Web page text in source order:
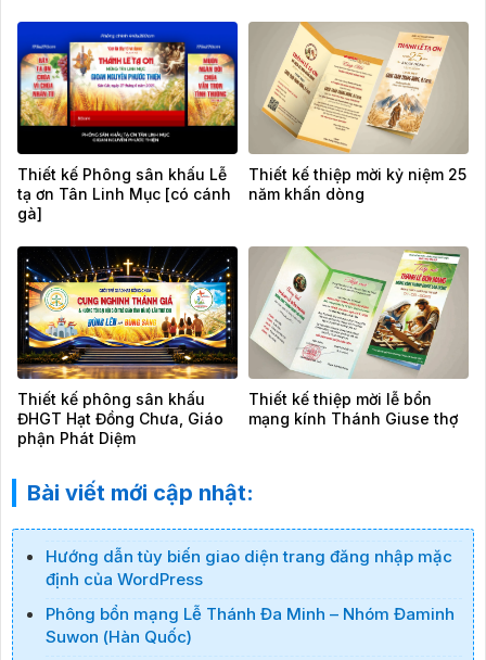
Thiết kế Phông sân khấu Lễ
tạ ơn Tân Linh Mục [có cánh
gà]
Thiết kế thiệp mời kỷ niệm 25
năm khấn dòng
Thiết kế phông sân khấu
ĐHGT Hạt Đồng Chưa, Giáo
phận Phát Diệm
Thiết kế thiệp mời lễ bổn
mạng kính Thánh Giuse thợ
Bài viết mới cập nhật:
Hướng dẫn tùy biến giao diện trang đăng nhập mặc
định của WordPress
Phông bổn mạng Lễ Thánh Đa Minh – Nhóm Đaminh
Suwon (Hàn Quốc)